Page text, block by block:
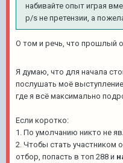
набивайте опыт играя
p/s не претензии, а
О том и речь, что прошлый
Я думаю, что для начала
послушать моё
где я всё максимально
Если коротко:
1. По умолчанию никто не
2. Чтобы стать участником
отбор, попасть в топ 288 и